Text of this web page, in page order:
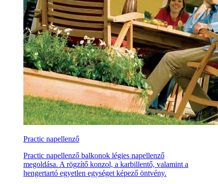
Practic napellenző
Practic napellenző balkonok légies napellenző
megoldása. A rögzítő konzol, a karbillentő, valamint a
hengertartó egyetlen egységet képező öntvény.